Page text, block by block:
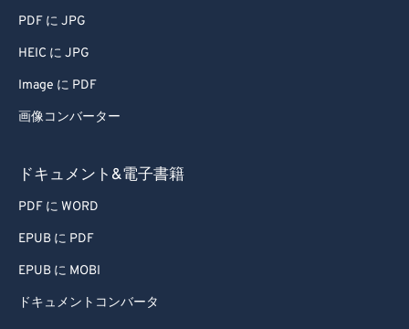
PDF に JPG
HEIC に JPG
Image に PDF
画像コンバーター
ドキュメント&電子書籍
PDF に WORD
EPUB に PDF
EPUB に MOBI
ドキュメントコンバータ